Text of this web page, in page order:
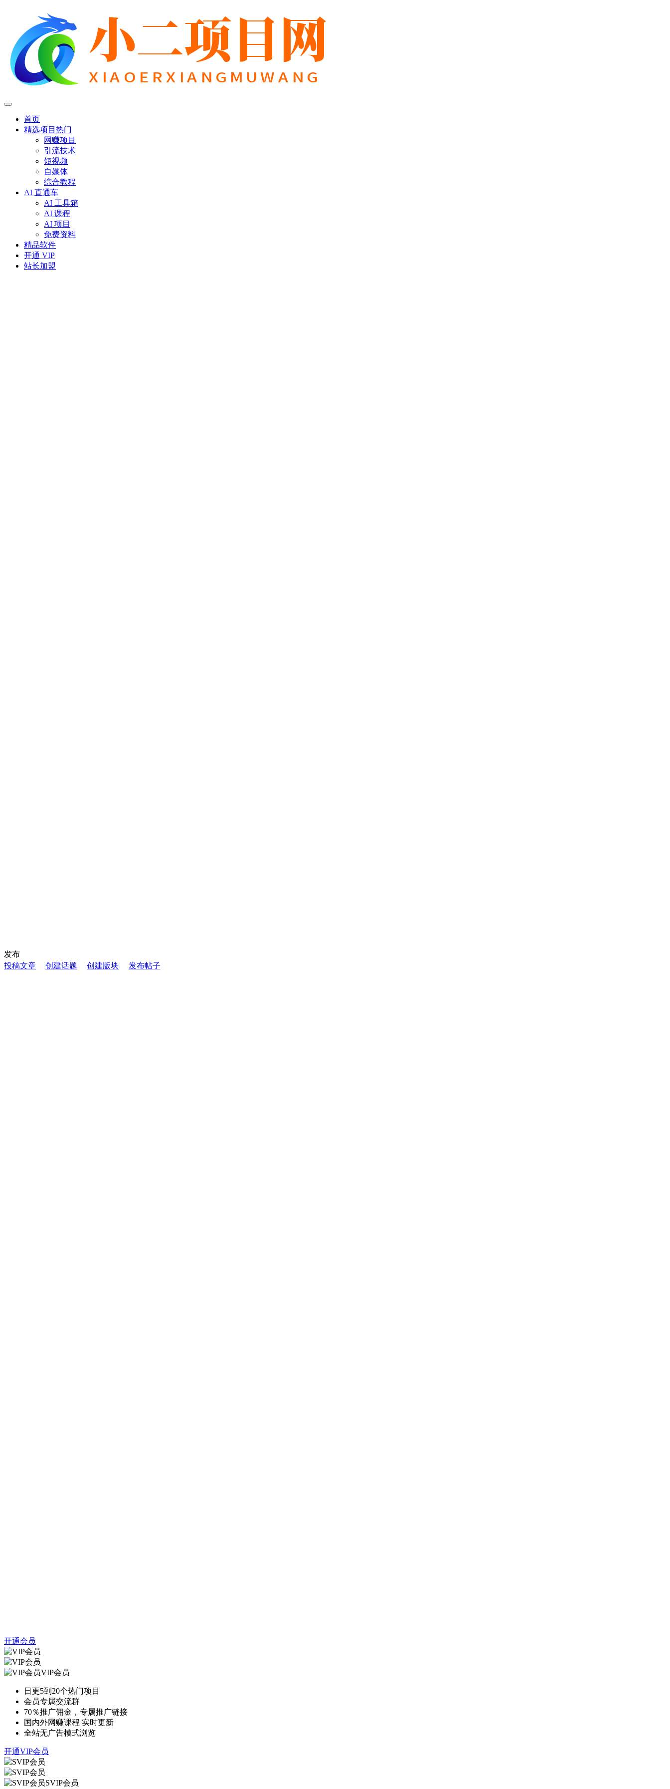
首页
精选项目 热门
网赚项目
引流技术
短视频
自媒体
综合教程
AI 直通车
AI 工具箱
AI 课程
AI 项目
免费资料
精品软件
开通 VIP
站长加盟
发布
投稿文章
创建话题 创建版块 发布帖子
开通会员
VIP会员
日更5到20个热门项目
会员专属交流群
70％推广佣金，专属推广链接
国内外网赚课程 实时更新
全站无广告模式浏览
开通VIP会员
SVIP会员